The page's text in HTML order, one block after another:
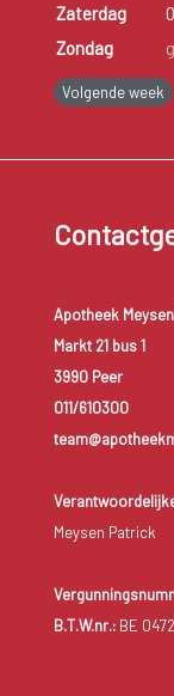
Zaterdag
Zondag
Volgende week
Apotheek
Markt 21 bus 1
3990 Peer
011/610300
Meysen Patrick
B.T.W.nr.:BE